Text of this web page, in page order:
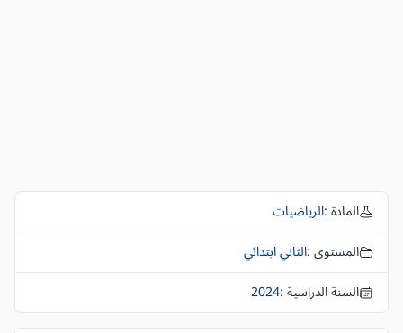
المادة :الرياضيات
المستوى :الثاني ابتدائي
السنة الدراسية :2024